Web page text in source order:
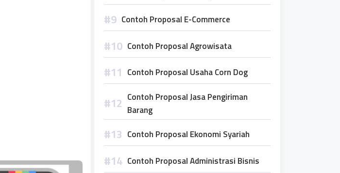
Contoh Proposal E-Commerce
Contoh Proposal Agrowisata
Contoh Proposal Usaha Corn Dog
Contoh Proposal Jasa Pengiriman
Barang
Contoh Proposal Ekonomi Syariah
Contoh Proposal Administrasi Bisnis